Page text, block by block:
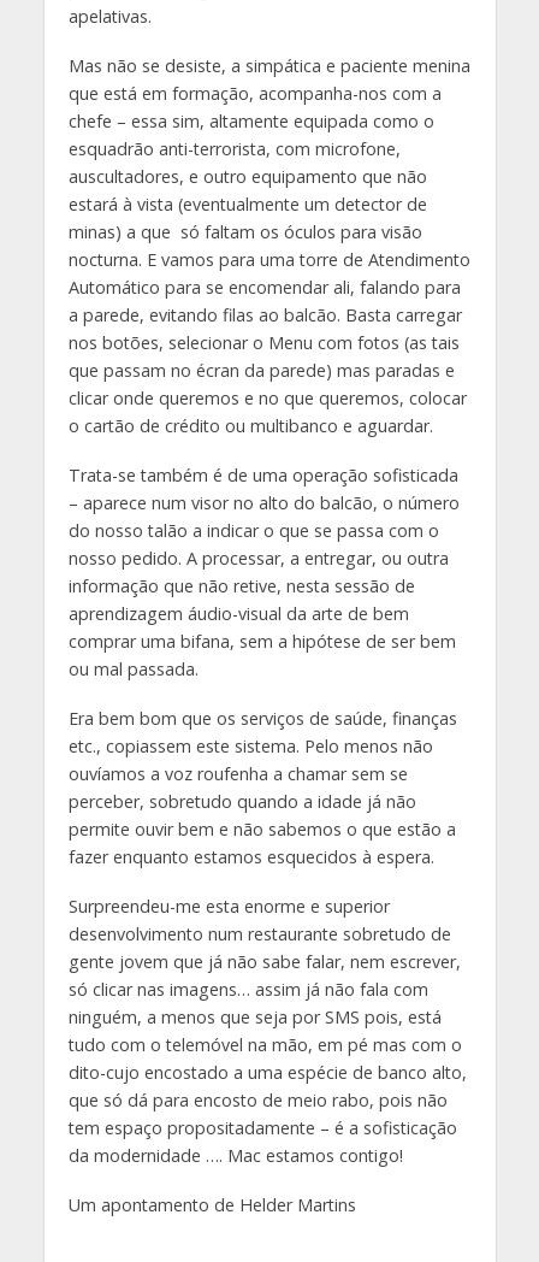
apelativas.
Mas não se desiste, a simpática e paciente menina
que está em formação, acompanha-nos com a
chefe – essa sim, altamente equipada como o
esquadrão anti-terrorista, com microfone,
auscultadores, e outro equipamento que não
estará à vista (eventualmente um detector de
minas) a que só faltam os óculos para visão
nocturna. E vamos para uma torre de Atendimento
Automático para se encomendar ali, falando para
a parede, evitando filas ao balcão. Basta carregar
nos botões, selecionar o Menu com fotos (as tais
que passam no écran da parede) mas paradas e
clicar onde queremos e no que queremos, colocar
o cartão de crédito ou multibanco e aguardar.
Trata-se também é de uma operação sofisticada
– aparece num visor no alto do balcão, o número
do nosso talão a indicar o que se passa com o
nosso pedido. A processar, a entregar, ou outra
informação que não retive, nesta sessão de
aprendizagem áudio-visual da arte de bem
comprar uma bifana, sem a hipótese de ser bem
ou mal passada.
Era bem bom que os serviços de saúde, finanças
etc., copiassem este sistema. Pelo menos não
ouvíamos a voz roufenha a chamar sem se
perceber, sobretudo quando a idade já não
permite ouvir bem e não sabemos o que estão a
fazer enquanto estamos esquecidos à espera.
Surpreendeu-me esta enorme e superior
desenvolvimento num restaurante sobretudo de
gente jovem que já não sabe falar, nem escrever,
só clicar nas imagens… assim já não fala com
ninguém, a menos que seja por SMS pois, está
tudo com o telemóvel na mão, em pé mas com o
dito-cujo encostado a uma espécie de banco alto,
que só dá para encosto de meio rabo, pois não
tem espaço propositadamente – é a sofisticação
da modernidade …. Mac estamos contigo!
Um apontamento de Helder Martins